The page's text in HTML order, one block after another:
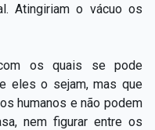
Atingiriam o vácuo os
os quais se pode
eles o sejam, mas que
humanos e não podem
nem figurar entre os